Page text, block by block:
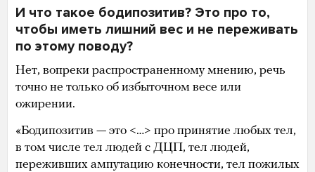
И что такое бодипозитив? Это про то,
чтобы иметь лишний вес и не переживать
по этому поводу?
Нет, вопреки распространенному мнению, речь
точно не только об избыточном весе или
ожирении.
«Бодипозитив — это <…> про принятие любых тел,
в том числе тел людей с ДЦП, тел людей,
переживших ампутацию конечности, тел пожилых